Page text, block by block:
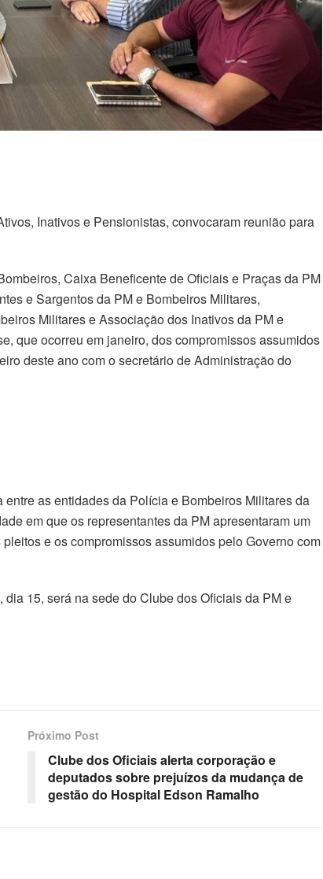
Inativos e Pensionistas, convocaram reunião para
Caixa Beneficente de Oficiais e Praças da PM
e Sargentos da PM e Bombeiros Militares,
Militares e Associação dos Inativos da PM e
que ocorreu em janeiro, dos compromissos assumidos
deste ano com o secretário de Administração do
as entidades da Polícia e Bombeiros Militares da
em que os representantes da PM apresentaram um
e os compromissos assumidos pelo Governo com
15, será na sede do Clube dos Oficiais da PM e
Próximo Post
Clube dos Oficiais alerta corporação e
deputados sobre prejuízos da mudança de
gestão do Hospital Edson Ramalho